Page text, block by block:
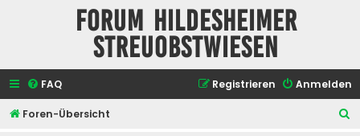
Forum Hildesheimer
Streuobstwiesen
FAQ Anmelden
Registrieren
Foren-Übersicht